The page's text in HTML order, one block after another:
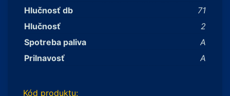
Hlučnosť db
71
Hlučnosť
2
Spotreba paliva
A
Prilnavosť
A
Kód produktu: